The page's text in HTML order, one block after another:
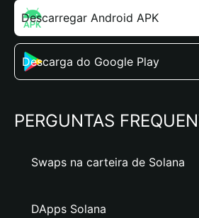
Descarregar Android APK
Descarga do Google Play
PERGUNTAS
Swaps na carteira de Solana
DApps Solana